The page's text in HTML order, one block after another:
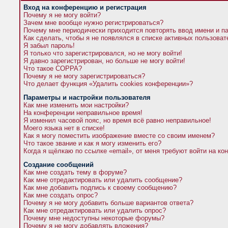
Вход на конференцию и регистрация
Почему я не могу войти?
Зачем мне вообще нужно регистрироваться?
Почему мне периодически приходится повторять ввод имени и
Как сделать, чтобы я не появлялся в списке активных
Я забыл пароль!
Я только что зарегистрировался, но не могу войти!
Я давно зарегистрирован, но больше не могу войти!
Что такое COPPA?
Почему я не могу зарегистрироваться?
Что делает функция «Удалить cookies конференции»?
Параметры и настройки пользователя
Как мне изменить мои настройки?
На конференции неправильное время!
Я изменил часовой пояс, но время всё равно неправильное!
Моего языка нет в списке!
Как я могу поместить изображение вместе со своим именем?
Что такое звание и как я могу изменить его?
Когда я щёлкаю по ссылке «email», от меня требуют войти на
Создание сообщений
Как мне создать тему в форуме?
Как мне отредактировать или удалить сообщение?
Как мне добавить подпись к своему сообщению?
Как мне создать опрос?
Почему я не могу добавить больше вариантов ответа?
Как мне отредактировать или удалить опрос?
Почему мне недоступны некоторые форумы?
Почему я не могу добавлять вложения?